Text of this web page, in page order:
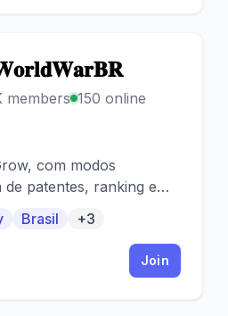
members 150 online
com modos
de patentes, ranking e
Brasil +3
Join